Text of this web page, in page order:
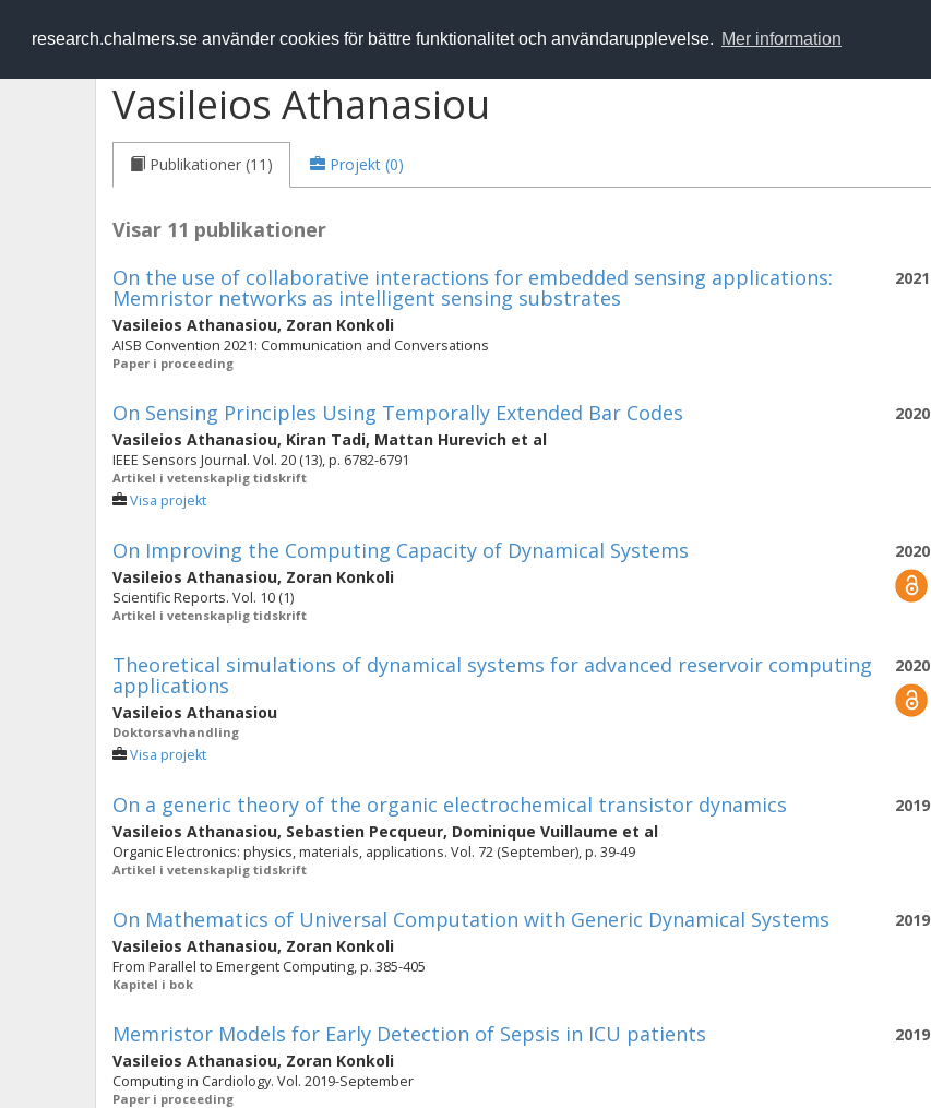
research.chalmers.se använder cookies för bättre funktionalitet och användarupplevelse. Mer information
RESEARCH.chalmers.se
Vasileios Athanasiou
Publikationer (11) Projekt (0)
Visar 11 publikationer
2021
On the use of collaborative interactions for embedded sensing applications:
Memristor networks as intelligent sensing substrates
Vasileios Athanasiou, Zoran Konkoli
AISB Convention 2021: Communication and Conversations
Paper i proceeding
2020
On Sensing Principles Using Temporally Extended Bar Codes
Vasileios Athanasiou, Kiran Tadi, Mattan Hurevich et al
IEEE Sensors Journal. Vol. 20 (13), p. 6782-6791
Artikel i vetenskaplig tidskrift
Visa projekt
2020
On Improving the Computing Capacity of Dynamical Systems
Vasileios Athanasiou, Zoran Konkoli
Scientific Reports. Vol. 10 (1)
Artikel i vetenskaplig tidskrift
2020
Theoretical simulations of dynamical systems for advanced reservoir computing
applications
Vasileios Athanasiou
Doktorsavhandling
Visa projekt
2019
On a generic theory of the organic electrochemical transistor dynamics
Vasileios Athanasiou, Sebastien Pecqueur, Dominique Vuillaume et al
Organic Electronics: physics, materials, applications. Vol. 72 (September), p. 39-49
Artikel i vetenskaplig tidskrift
2019
On Mathematics of Universal Computation with Generic Dynamical Systems
Vasileios Athanasiou, Zoran Konkoli
From Parallel to Emergent Computing, p. 385-405
Kapitel i bok
2019
Memristor Models for Early Detection of Sepsis in ICU patients
Vasileios Athanasiou, Zoran Konkoli
Computing in Cardiology. Vol. 2019-September
Paper i proceeding